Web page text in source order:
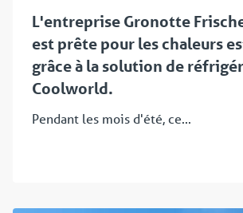
L'entreprise Gronotte
est prête pour les chaleurs
grâce à la solution de
Coolworld.
Pendant les mois d'été, ce...